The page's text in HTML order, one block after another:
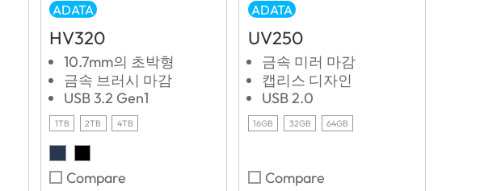
ADATA
HV320
10.7mm의 초박형
금속 브러시 마감
USB 3.2 Gen1
1TB 2TB 4TB
Compare
ADATA
UV250
금속 미러 마감
캡리스 디자인
USB 2.0
16GB 32GB 64GB
Compare